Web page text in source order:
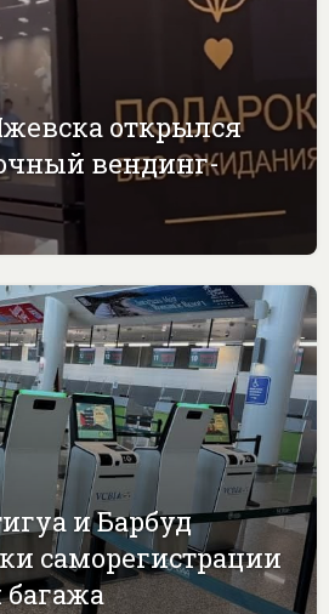
открылся
вендинг-
и Барбуд
саморегистрации